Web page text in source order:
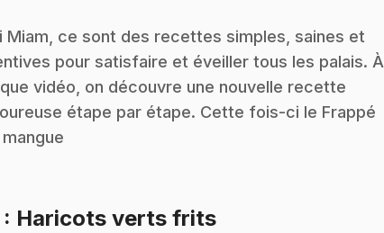
Miam, ce sont des recettes simples, saines et
pour satisfaire et éveiller tous les palais. À
vidéo, on découvre une nouvelle recette
étape par étape. Cette fois-ci le Frappé
mangue
: Haricots verts frits.